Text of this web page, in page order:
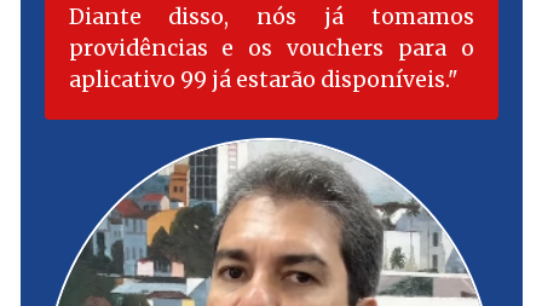
Diante disso, nós já tomamos
providências e os vouchers para o
aplicativo 99 já estarão disponíveis.